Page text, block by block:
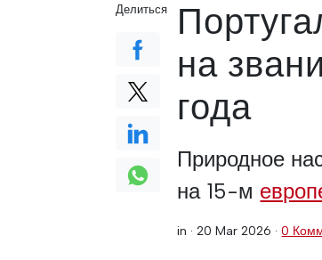
на
года
Природное
на 15-м
in ·20 Mar 2026 ·0
Делиться